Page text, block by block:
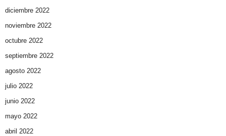
diciembre 2022
noviembre 2022
octubre 2022
septiembre 2022
agosto 2022
julio 2022
junio 2022
mayo 2022
abril 2022